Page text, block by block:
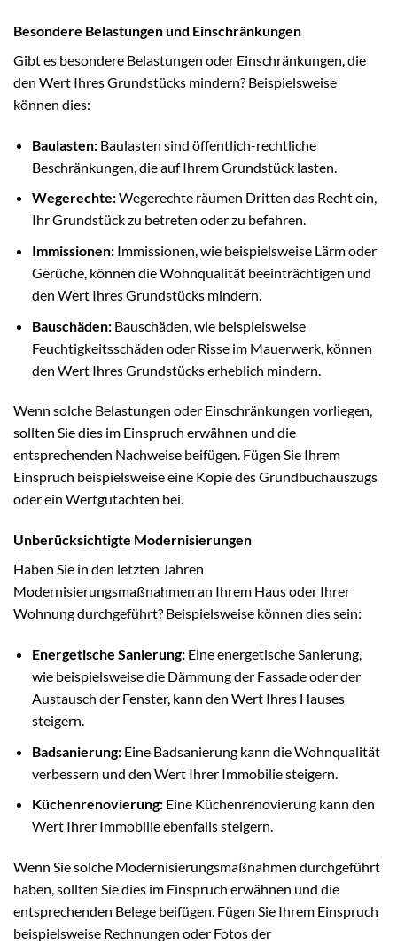
Besondere Belastungen und Einschränkungen
Gibt es besondere Belastungen oder Einschränkungen, die
den Wert Ihres Grundstücks mindern? Beispielsweise
können dies:
Baulasten:Baulasten sind öffentlich-rechtliche
Beschränkungen, die auf Ihrem Grundstück lasten.
Wegerechte:Wegerechte räumen Dritten das Recht ein,
Ihr Grundstück zu betreten oder zu befahren.
Immissionen:Immissionen, wie beispielsweise Lärm oder
Gerüche, können die Wohnqualität beeinträchtigen und
den Wert Ihres Grundstücks mindern.
Bauschäden:Bauschäden, wie beispielsweise
Feuchtigkeitsschäden oder Risse im Mauerwerk, können
den Wert Ihres Grundstücks erheblich mindern.
Wenn solche Belastungen oder Einschränkungen vorliegen,
sollten Sie dies im Einspruch erwähnen und die
entsprechenden Nachweise beifügen. Fügen Sie Ihrem
Einspruch beispielsweise eine Kopie des Grundbuchauszugs
oder ein Wertgutachten bei.
Unberücksichtigte Modernisierungen
Haben Sie in den letzten Jahren
Modernisierungsmaßnahmen an Ihrem Haus oder Ihrer
Wohnung durchgeführt? Beispielsweise können dies sein:
Energetische Sanierung:Eine energetische Sanierung,
wie beispielsweise die Dämmung der Fassade oder der
Austausch der Fenster, kann den Wert Ihres Hauses
steigern.
Badsanierung:Eine Badsanierung kann die Wohnqualität
verbessern und den Wert Ihrer Immobilie steigern.
Küchenrenovierung:Eine Küchenrenovierung kann den
Wert Ihrer Immobilie ebenfalls steigern.
Wenn Sie solche Modernisierungsmaßnahmen durchgeführt
haben, sollten Sie dies im Einspruch erwähnen und die
entsprechenden Belege beifügen. Fügen Sie Ihrem Einspruch
beispielsweise Rechnungen oder Fotos der